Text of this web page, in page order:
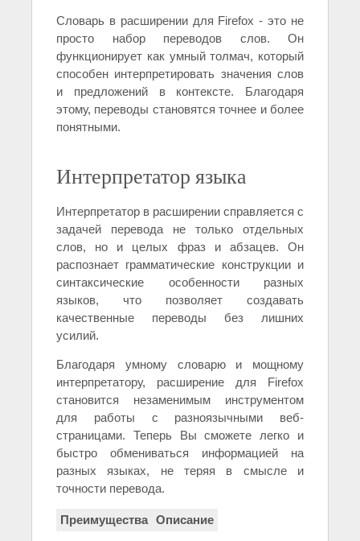
Словарь в расширении для Firefox - это не
просто набор переводов слов. Он
функционирует как умный толмач, который
способен интерпретировать значения слов
и предложений в контексте. Благодаря
этому, переводы становятся точнее и более
понятными.
Интерпретатор языка
Интерпретатор в расширении справляется с
задачей перевода не только отдельных
слов, но и целых фраз и абзацев. Он
распознает грамматические конструкции и
синтаксические особенности разных
языков, что позволяет создавать
качественные переводы без лишних
усилий.
Благодаря умному словарю и мощному
интерпретатору, расширение для Firefox
становится незаменимым инструментом
для работы с разноязычными веб-
страницами. Теперь Вы сможете легко и
быстро обмениваться информацией на
разных языках, не теряя в смысле и
точности перевода.
Преимущества Описание